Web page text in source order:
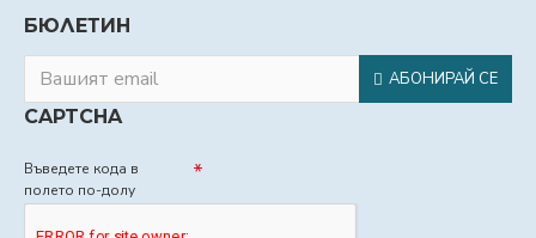
БЮЛЕТИН
АБОНИРАЙ СЕ
CAPTCHA
Въведете кода в
полето по-долу